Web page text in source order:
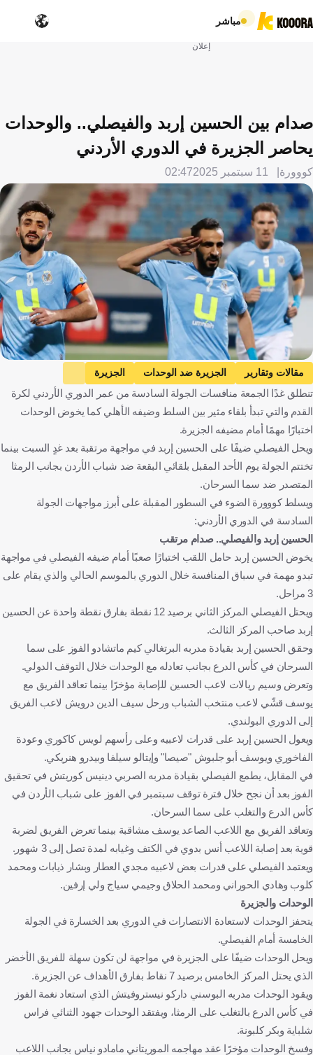
مباشر
إعلان
صدام بين الحسين إربد والفيصلي.. والوحدات
يحاصر الجزيرة في الدوري الأردني
كووورة 11 سبتمبر 2025 02:47
مقالات وتقارير الجزيرة ضد الوحدات
الجزيرة
الوحدات
الدوري الأردني للمحترفين
الحسين ضد الفيصلي
الحسين
الفيصلي السلط ضد الأهلي
السلط
الأهلي
البقعة ضد شباب الأردن
شباب الأردن
الرمثا ضد Sama Al Sarhan
الرمثا
Sama Al Sarhan
تنطلق غدًا الجمعة منافسات الجولة السادسة من عمر الدوري الأردني لكرة
القدم والتي تبدأ بلقاء مثير بين السلط وضيفه الأهلي كما يخوض الوحدات
اختبارًا مهمًا أمام مضيفه الجزيرة.
ويحل الفيصلي ضيفًا على الحسين إربد في مواجهة مرتقبة بعد غدٍ السبت بينما
تختتم الجولة يوم الأحد المقبل بلقائي البقعة ضد شباب الأردن بجانب الرمثا
المتصدر ضد سما السرحان.
ويسلط كووورة الضوء في السطور المقبلة على أبرز مواجهات الجولة
السادسة في الدوري الأردني:
الحسين إربد والفيصلي.. صدام مرتقب
يخوض الحسين إربد حامل اللقب اختبارًا صعبًا أمام ضيفه الفيصلي في مواجهة
تبدو مهمة في سباق المنافسة خلال الدوري بالموسم الحالي والذي يقام على
3 مراحل.
ويحتل الفيصلي المركز الثاني برصيد 12 نقطة بفارق نقطة واحدة عن الحسين
إربد صاحب المركز الثالث.
وحقق الحسين إربد بقيادة مدربه البرتغالي كيم ماتشادو الفوز على سما
السرحان في كأس الدرع بجانب تعادله مع الوحدات خلال التوقف الدولي.
وتعرض وسيم ريالات لاعب الحسين للإصابة مؤخرًا بينما تعاقد الفريق مع
يوسف قشّي لاعب منتخب الشباب ورحل سيف الدين درويش لاعب الفريق
إلى الدوري البولندي.
ويعول الحسين إربد على قدرات لاعبيه وعلى رأسهم لويس كاكوري وعودة
الفاخوري ويوسف أبو جلبوش "صيصا" وإيتالو سيلفا وبيدرو هنريكي.
في المقابل، يطمع الفيصلي بقيادة مدربه الصربي دينيس كوريتش في تحقيق
الفوز بعد أن نجح خلال فترة توقف سبتمبر في الفوز على شباب الأردن في
كأس الدرع والتغلب على سما السرحان.
وتعاقد الفريق مع اللاعب الصاعد يوسف مشاقبة بينما تعرض الفريق لضربة
قوية بعد إصابة اللاعب أنس بدوي في الكتف وغيابه لمدة تصل إلى 3 شهور.
ويعتمد الفيصلي على قدرات بعض لاعبيه مجدي العطار وبشار ذيابات ومحمد
كلوب وهادي الحوراني ومحمد الحلاق وجيمي سياج ولي إرفين.
الوحدات والجزيرة
يتحفز الوحدات لاستعادة الانتصارات في الدوري بعد الخسارة في الجولة
الخامسة أمام الفيصلي.
ويحل الوحدات ضيفًا على الجزيرة في مواجهة لن تكون سهلة للفريق الأخضر
الذي يحتل المركز الخامس برصيد 7 نقاط بفارق الأهداف عن الجزيرة.
ويقود الوحدات مدربه البوسني داركو نيستروفيتش الذي استعاد نغمة الفوز
في كأس الدرع بالتغلب على الرمثا، ويفتقد الوحدات جهود الثنائي فراس
شلباية وبكر كلبونة.
وفسخ الوحدات مؤخرًا عقد مهاجمه الموريتاني مامادو نياس بجانب اللاعب